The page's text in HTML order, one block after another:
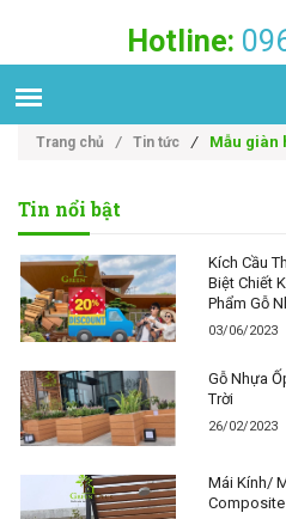
Hotline:
Trang chủ / Tin tức / Mẫu giàn
Tin nổi bật
Kích Cầu
Biệt Chiết
Phẩm Gỗ
03/06/2023
Gỗ Nhựa
Trời
26/02/2023
Mái Kính/